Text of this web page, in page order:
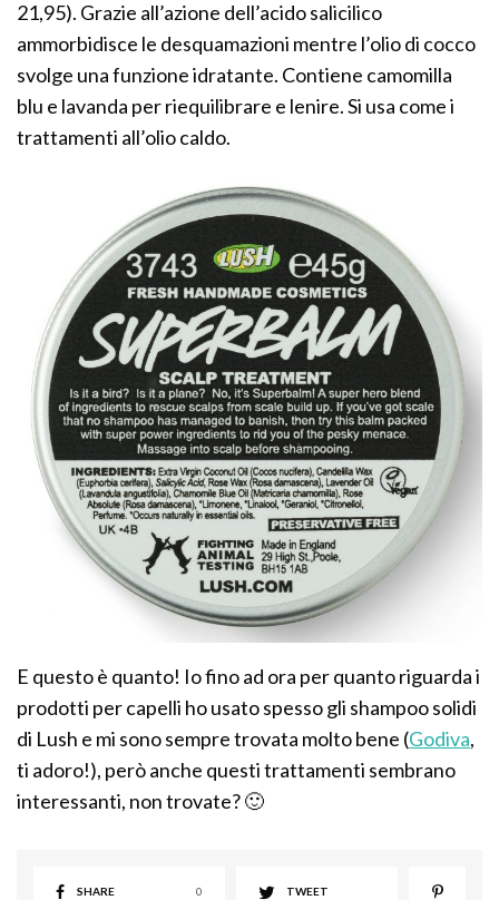
21,95). Grazie all’azione dell’acido salicilico
ammorbidisce le desquamazioni mentre l’olio di cocco
svolge una funzione idratante. Contiene camomilla
blu e lavanda per riequilibrare e lenire. Si usa come i
trattamenti all’olio caldo.
E questo è quanto! Io fino ad ora per quanto riguarda i
prodotti per capelli ho usato spesso gli shampoo solidi
di Lush e mi sono sempre trovata molto bene (Godiva,
ti adoro!), però anche questi trattamenti sembrano
interessanti, non trovate? 🙂
SHARE 0 TWEET